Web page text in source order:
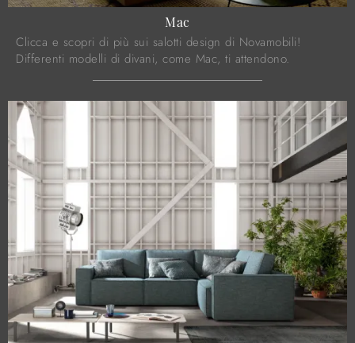
Mac
Clicca e scopri di più sui salotti design di Novamobili!
Differenti modelli di divani, come Mac, ti attendono.